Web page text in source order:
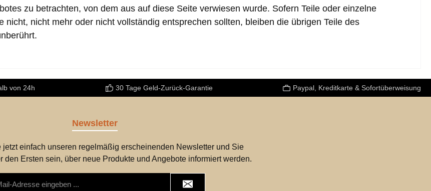
zu betrachten, von dem aus auf diese Seite verwiesen wurde. Sofern Teile oder einzelne
nicht mehr oder nicht vollständig entsprechen sollten, bleiben die übrigen Teile des
von 24h 30 Tage Geld-Zurück-Garantie Paypal, Kreditkarte & Sofortüberweisung
Newsletter
jetzt einfach unseren regelmäßig erscheinenden Newsletter und Sie
den Ersten sein, über neue Produkte und Angebote informiert werden.